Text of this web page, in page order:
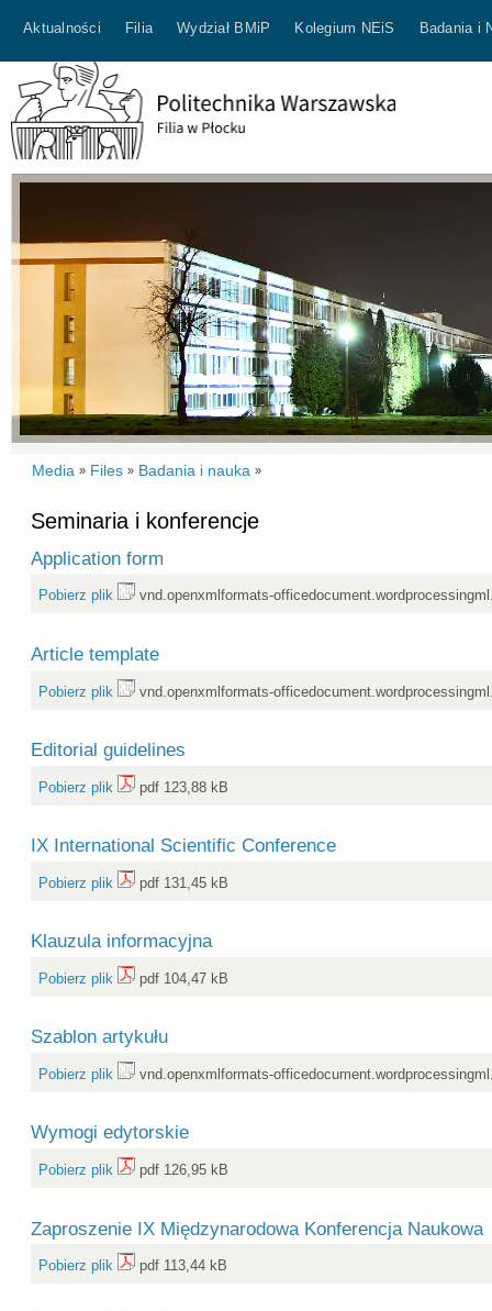
Aktualności Filia Wydział BMiP Kolegium NEiS Badania i
Media » Files » Badania i nauka »
Seminaria i konferencje
Application form
Pobierz plik vnd.openxmlformats-
Article template
Pobierz plik vnd.openxmlformats-
Editorial guidelines
Pobierz plik pdf 123,88 kB
IX International Scientific Conference
Pobierz plik pdf 131,45 kB
Klauzula informacyjna
Pobierz plik pdf 104,47 kB
Szablon artykułu
Pobierz plik vnd.openxmlformats-
Wymogi edytorskie
Pobierz plik pdf 126,95 kB
Zaproszenie IX Międzynarodowa Konferencja Naukowa
Pobierz plik pdf 113,44 kB